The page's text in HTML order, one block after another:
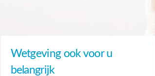
Wetgeving ook voor u
belangrijk